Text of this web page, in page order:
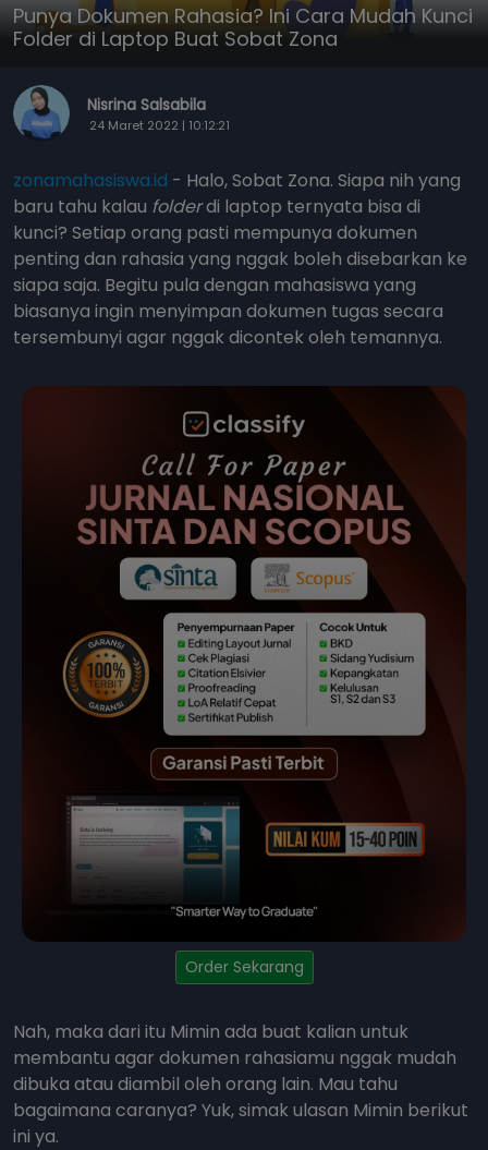
Punya Dokumen Rahasia? Ini Cara Mudah Kunci
Folder di Laptop Buat Sobat Zona
Nisrina Salsabila
24 Maret 2022 | 10:12:21
zonamahasiswa.id - Halo, Sobat Zona. Siapa nih yang
baru tahu kalau folderdi laptop ternyata bisa di
kunci? Setiap orang pasti mempunya dokumen
penting dan rahasia yang nggak boleh disebarkan ke
siapa saja. Begitu pula dengan mahasiswa yang
biasanya ingin menyimpan dokumen tugas secara
tersembunyi agar nggak dicontek oleh temannya.
Order Sekarang
Nah, maka dari itu Mimin ada buat kalian untuk
membantu agar dokumen rahasiamu nggak mudah
dibuka atau diambil oleh orang lain. Mau tahu
bagaimana caranya? Yuk, simak ulasan Mimin berikut
ini ya.